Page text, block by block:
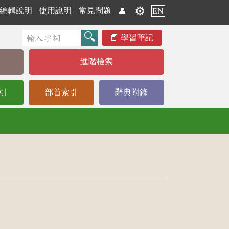
編輯說明 使用說明 常見問題 👤 ⚙️ EN
學習筆記
進階檢索
部首索引 辭典附錄